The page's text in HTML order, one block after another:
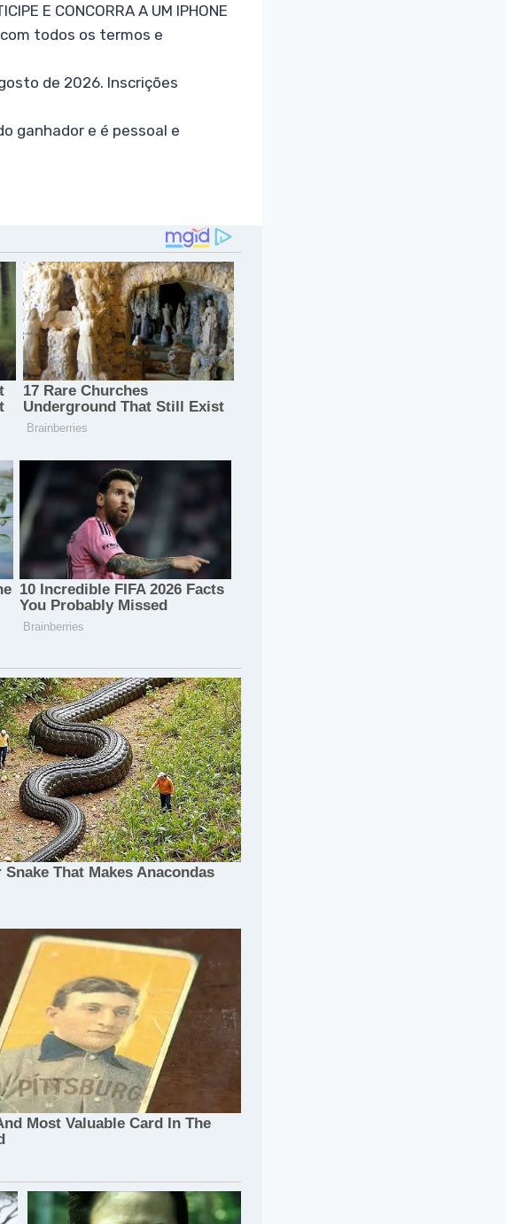
E CONCORRA A UM IPHONE
com todos os termos e
de 2026. Inscrições
ganhador e é pessoal e